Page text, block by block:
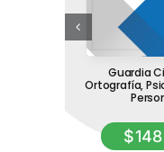
Guardia
Ortografía,
$